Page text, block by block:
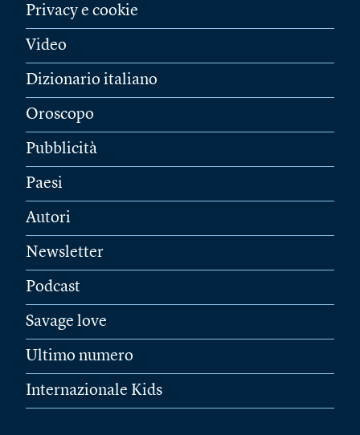
Privacy e cookie
Video
Dizionario italiano
Oroscopo
Pubblicità
Paesi
Autori
Newsletter
Podcast
Savage love
Ultimo numero
Internazionale Kids